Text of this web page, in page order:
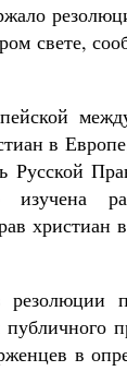
свете,
в
Русской
христиан
в